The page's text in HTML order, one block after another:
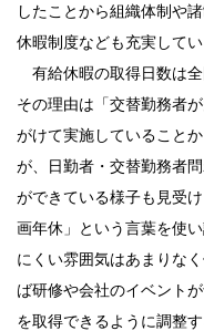
したことから組織体制や
休暇制度なども充実してい
有給休暇の取得日数は全
その理由は「交替勤務者
がけて実施していること
が、日勤者・交替勤務者
ができている様子も見受
画年休」という言葉を使
にくい雰囲気はあまりな
ば研修や会社のイベント
を取得できるように調整